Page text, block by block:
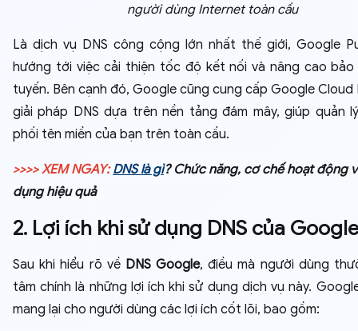
người dùng Internet toàn cầu
Là dịch vụ DNS công cộng lớn nhất thế giới, Google
hướng tới việc cải thiện tốc độ kết nối và nâng cao
tuyến. Bên cạnh đó, Google cũng cung cấp Google Cloud
giải pháp DNS dựa trên nền tảng đám mây, giúp quản
phối tên miền của bạn trên toàn cầu.
>>>> XEM NGAY: DNS là gì? Chức năng, cơ chế hoạt động
dụng hiệu quả
2. Lợi ích khi sử dụng DNS của Google
Sau khi hiểu rõ vềDNS Google, điều mà người dùng
tâm chính là những lợi ích khi sử dụng dịch vụ này.
mang lại cho người dùng các lợi ích cốt lõi, bao gồm: